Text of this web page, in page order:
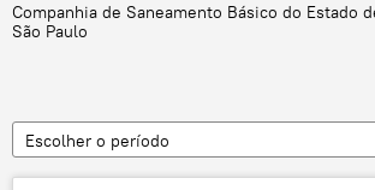
Companhia de Saneamento Básico do Estado
São Paulo
Escolher o período